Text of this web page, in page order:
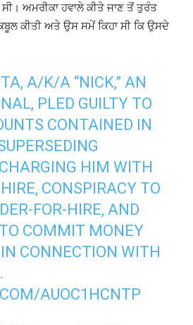
ਅਮਰੀਕਾ ਹਵਾਲੇ ਕੀਤੇ ਜਾਣ ਤੋਂ ਤੁਰੰਤ
ਕੀਤੀ ਅਤੇ ਉਸ ਸਮੇਂ ਕਿਹਾ ਸੀ ਕਿ ਉਸਦੇ
A/K/A “NICK,” AN
PLED GUILTY TO
CONTAINED IN
HIM WITH
CONSPIRACY TO
FOR-HIRE, AND
COMMIT MONEY
CONNECTION WITH
AUOC1HCNTP